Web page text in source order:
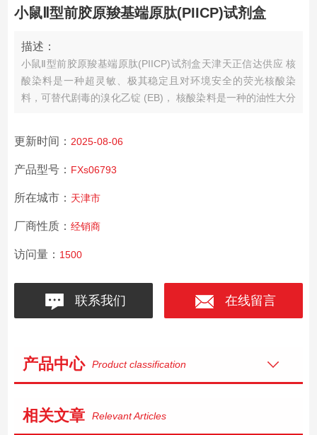
小鼠Ⅱ型前胶原羧基端原肽(PIICP)试剂盒
描述：
小鼠Ⅱ型前胶原羧基端原肽(PIICP)试剂盒天津天正信达供应 核
酸染料是一种超灵敏、极其稳定且对环境安全的荧光核酸染
料，可替代剧毒的溴化乙锭 (EB)， 核酸染料是一种的油性大分
更新时间： 2025-08-06
产品型号： FXs06793
所在城市： 天津市
厂商性质： 经销商
访问量： 1500
联系我们 在线留言
产品中心 Product classification
相关文章 Relevant Articles